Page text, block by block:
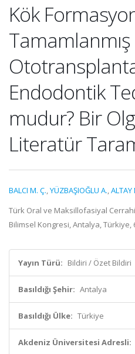
Kök
Endodontik
mudur? Bir
Literatür
BALCI M. Ç.,YÜZBAŞIOĞLU A.,ALTAY
Türk Oral ve Maksillofasiyal
Bilimsel Kongresi, Antalya, Türkiye,
Yayın Türü: Bildiri / Özet Bildiri
Basıldığı Şehir: Antalya
Basıldığı Ülke: Türkiye
Akdeniz Üniversitesi Adresli: